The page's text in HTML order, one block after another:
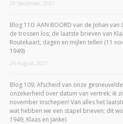
29 December, 2021
Blog 110: AAN BOORD van de Johan
de trossen los; de laatste brieven van
Routekaart, dagen en mijlen tellen (11
1949)
24 August, 2021
Blog 109: Afscheid van onze
onzekerheid over datum van vertrek; ik
november inschepen! Van alles het
wat hebben we een stapel brieven; dit
1949, Klaas en Janke)